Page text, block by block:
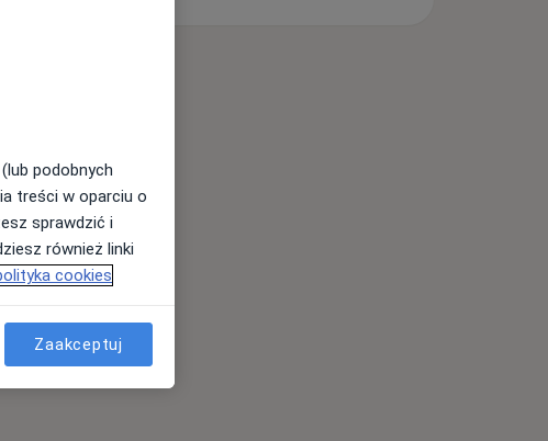
podobnych
treści w oparciu o
sprawdzić i
również linki
cookies
Zaakceptuj